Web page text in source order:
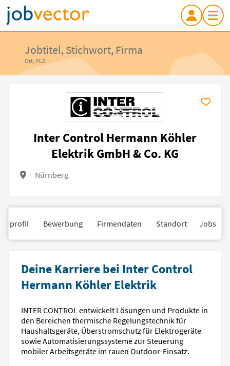
Jobtitel, Stichwort, Firma
Ort, PLZ
Inter Control Hermann Köhler
Elektrik GmbH & Co. KG
Nürnberg
Bewerbung Firmendaten Standort Jobs
Deine Karriere bei Inter Control
Hermann Köhler Elektrik
INTER CONTROL entwickelt Lösungen und Produkte in
den Bereichen thermische Regelungstechnik für
Haushaltsgeräte, Überstromschutz für Elektrogeräte
sowie Automatisierungssysteme zur Steuerung
mobiler Arbeitsgeräte im rauen Outdoor-Einsatz.